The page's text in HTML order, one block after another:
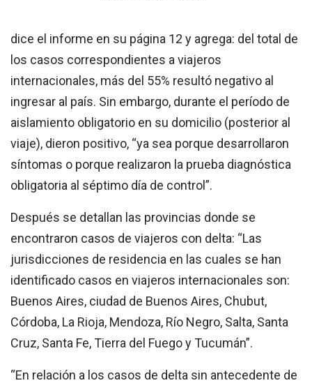
dice el informe en su página 12 y agrega: del total de
los casos correspondientes a viajeros
internacionales, más del 55% resultó negativo al
ingresar al país. Sin embargo, durante el período de
aislamiento obligatorio en su domicilio (posterior al
viaje), dieron positivo, “ya sea porque desarrollaron
síntomas o porque realizaron la prueba diagnóstica
obligatoria al séptimo día de control”.
Después se detallan las provincias donde se
encontraron casos de viajeros con delta: “Las
jurisdicciones de residencia en las cuales se han
identificado casos en viajeros internacionales son:
Buenos Aires, ciudad de Buenos Aires, Chubut,
Córdoba, La Rioja, Mendoza, Río Negro, Salta, Santa
Cruz, Santa Fe, Tierra del Fuego y Tucumán”.
“En relación a los casos de delta sin antecedente de